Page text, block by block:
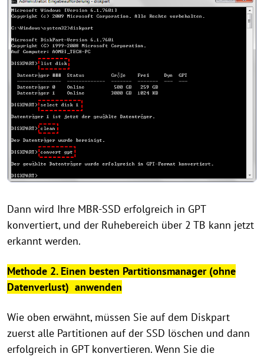
Dann wird Ihre MBR-SSD erfolgreich in GPT
konvertiert, und der Ruhebereich über 2 TB kann jetzt
erkannt werden.
Methode 2. Einen besten Partitionsmanager (ohne
Datenverlust) anwenden
Wie oben erwähnt, müssen Sie auf dem Diskpart
zuerst alle Partitionen auf der SSD löschen und dann
erfolgreich in GPT konvertieren. Wenn Sie die